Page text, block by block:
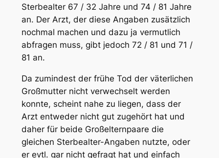
Sterbealter 67 / 32 Jahre und 74 / 81 Jahre
an. Der Arzt, der diese Angaben zusätzlich
nochmal machen und dazu ja vermutlich
abfragen muss, gibt jedoch 72 / 81 und 71 /
81 an.
Da zumindest der frühe Tod der väterlichen
Großmutter nicht verwechselt werden
konnte, scheint nahe zu liegen, dass der
Arzt entweder nicht gut zugehört hat und
daher für beide Großelternpaare die
gleichen Sterbealter-Angaben nutzte, oder
er evtl. gar nicht gefragt hat und einfach